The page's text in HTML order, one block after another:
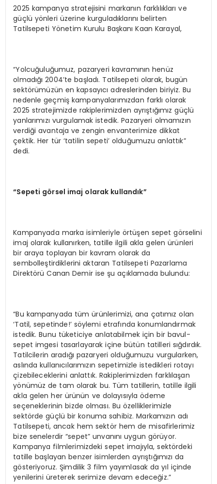
2025 kampanya stratejisini markanın farklılıkları ve
güçlü yönleri üzerine kurguladıklarını belirten
Tatilsepeti Yönetim Kurulu Başkanı Kaan Karayal,
“Yolcuğuluğumuz, pazaryeri kavramının henüz
olmadığı 2004’te başladı. Tatilsepeti olarak, bugün
sektörümüzün en kapsayıcı adreslerinden biriyiz. Bu
nedenle geçmiş kampanyalarımızdan farklı olarak
2025 stratejimizde rakiplerimizden ayrıştığımız güçlü
yanlarımızı vurgulamak istedik. Pazaryeri olmamızın
verdiği avantaja ve zengin envanterimize dikkat
çektik. Her tür ‘tatilin sepeti’ olduğumuzu anlattık”
dedi.
“Sepeti görsel imaj olarak kullandık”
Kampanyada marka isimleriyle örtüşen sepet görselini
imaj olarak kullanırken, tatille ilgili akla gelen ürünleri
bir araya toplayan bir kavram olarak da
sembolleştirdiklerini aktaran Tatilsepeti Pazarlama
Direktörü Canan Demir ise şu açıklamada bulundu:
“Bu kampanyada tüm ürünlerimizi, ana çatımız olan
‘Tatil, sepetinde!’ söylemi etrafında konumlandırmak
istedik. Bunu tüketiciye anlatabilmek için bir bavul-
sepet imgesi tasarlayarak içine bütün tatilleri sığdırdık.
Tatilcilerin aradığı pazaryeri olduğumuzu vurgularken,
aslında kullanıcılarımızın sepetimizle istedikleri rotayı
çizebileceklerini anlattık. Rakiplerimizden farklılaşan
yönümüz de tam olarak bu. Tüm tatillerin, tatille ilgili
akla gelen her ürünün ve dolayısıyla ödeme
seçeneklerinin bizde olması. Bu özelliklerimizle
sektörde güçlü bir konuma sahibiz. Markamızın adı
Tatilsepeti, ancak hem sektör hem de misafirlerimiz
bize senelerdir “sepet” unvanını uygun görüyor.
Kampanya filmlerimizdeki sepet imajıyla, sektördeki
tatille başlayan benzer isimlerden ayrıştığımızı da
gösteriyoruz. Şimdilik 3 film yayımlasak da yıl içinde
yenilerini üreterek serimize devam edeceğiz.”